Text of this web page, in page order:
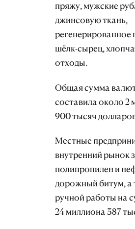
пряжу, мужские
джинсовую ткань,
регенерированное
шёлк-сырец,
отходы.
Общая сумма
составила около 2
900 тысяч
Местные
внутренний рынок
полипропилен и
дорожный битум, а
ручной работы на
24 миллиона 387